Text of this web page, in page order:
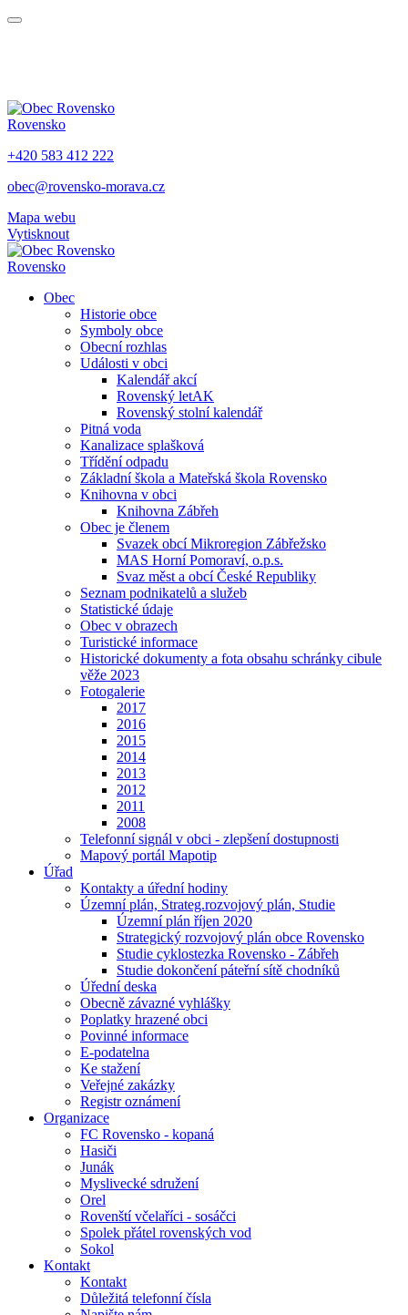
Rovensko
+420 583 412 222
obec@rovensko-morava.cz
Mapa webu
Vytisknout
Rovensko
Obec
Historie obce
Symboly obce
Obecní rozhlas
Události v obci
Kalendář akcí
Rovenský letAK
Rovenský stolní kalendář
Pitná voda
Kanalizace splašková
Třídění odpadu
Základní škola a Mateřská škola Rovensko
Knihovna v obci
Knihovna Zábřeh
Obec je členem
Svazek obcí Mikroregion Zábřežsko
MAS Horní Pomoraví, o.p.s.
Svaz měst a obcí České Republiky
Seznam podnikatelů a služeb
Statistické údaje
Obec v obrazech
Turistické informace
Historické dokumenty a fota obsahu schránky cibule
věže 2023
Fotogalerie
2017
2016
2015
2014
2013
2012
2011
2008
Telefonní signál v obci - zlepšení dostupnosti
Mapový portál Mapotip
Úřad
Kontakty a úřední hodiny
Územní plán, Strateg.rozvojový plán, Studie
Územní plán říjen 2020
Strategický rozvojový plán obce Rovensko
Studie cyklostezka Rovensko - Zábřeh
Studie dokončení páteřní sítě chodníků
Úřední deska
Obecně závazné vyhlášky
Poplatky hrazené obci
Povinné informace
E-podatelna
Ke stažení
Veřejné zakázky
Registr oznámení
Organizace
FC Rovensko - kopaná
Hasiči
Junák
Myslivecké sdružení
Orel
Rovenští včelaříci - sosáčci
Spolek přátel rovenských vod
Sokol
Kontakt
Kontakt
Důležitá telefonní čísla